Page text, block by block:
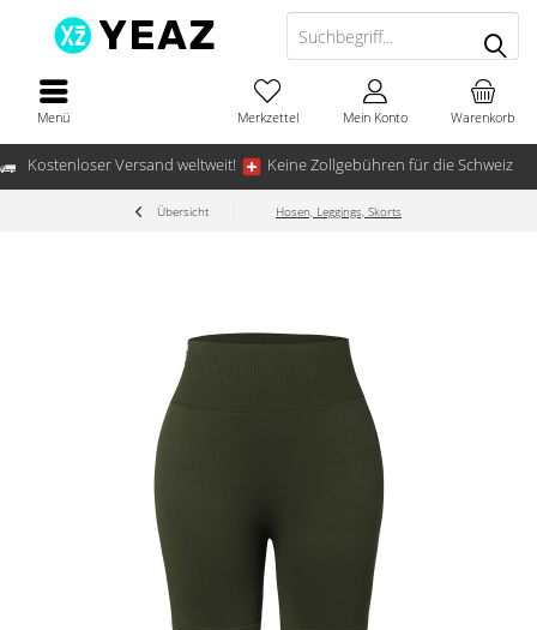
Kostenloser Versand weltweit! Keine Zollgebühren für die Schweiz
Menü Warenkorb
Merkzettel Mein Konto
Übersicht Hosen, Leggings, Skorts